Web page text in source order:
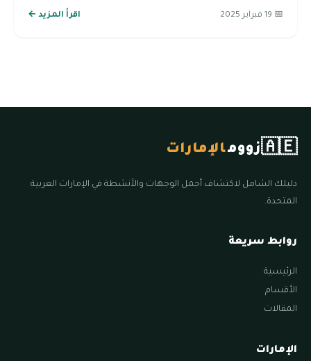
📅 19 فبراير 2025 اقرأ المزيد ←
🇦🇪زوومالإمارات
دليلك الشامل لاكتشاف أجمل الوجهات والأنشطة في الإمارات العربية
المتحدة.
روابط سريعة
الرئيسية
الأقسام
المقالات
الإمارات